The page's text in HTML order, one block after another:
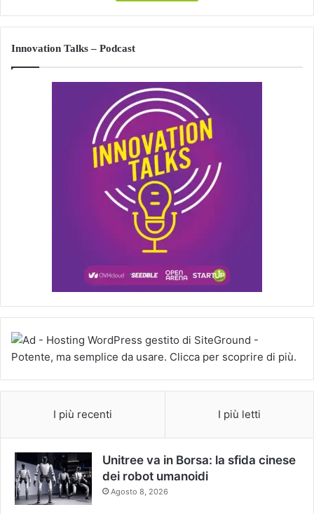
Innovation Talks – Podcast
I più recenti I più letti
Unitree va in Borsa: la sfida cinese
dei robot umanoidi
Agosto 8, 2026